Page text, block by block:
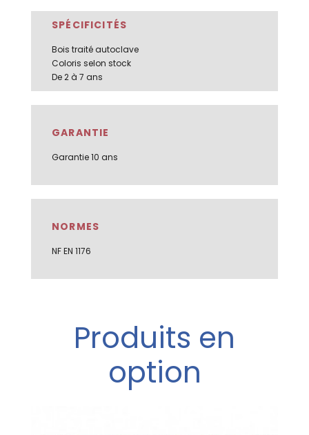
SPÉCIFICITÉS
Bois traité autoclave
Coloris selon stock
De 2 à 7 ans
GARANTIE
Garantie 10 ans
NORMES
NF EN 1176
Produits en
option